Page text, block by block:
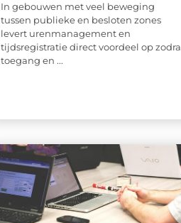
In gebouwen met veel beweging
tussen publieke en besloten zones
levert urenmanagement en
tijdsregistratie direct voordeel op zodra
toegang en ...